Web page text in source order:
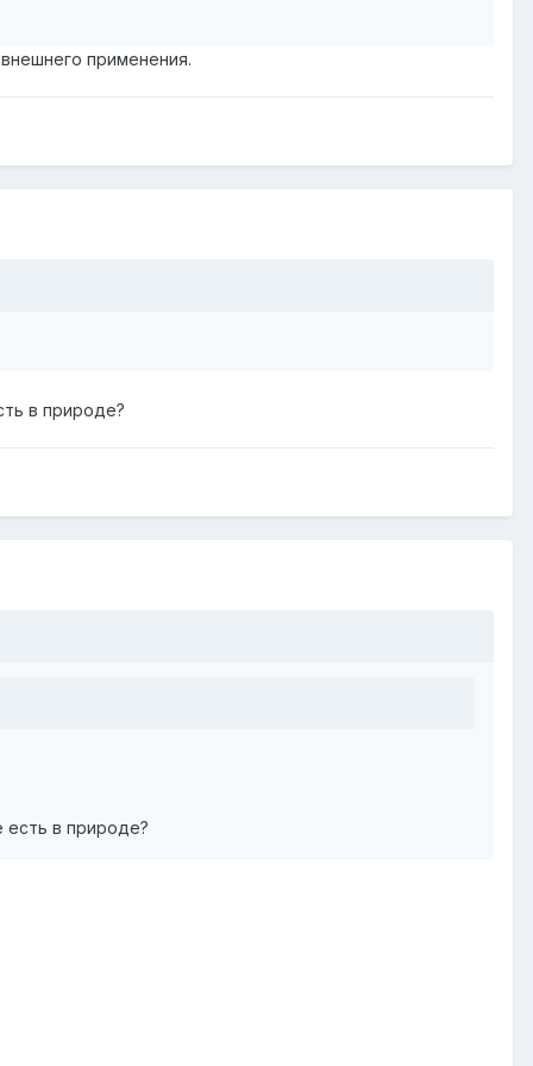
применения.
в природе?
есть в природе?